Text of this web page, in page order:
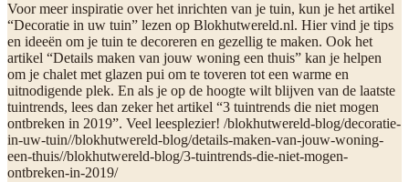
Voor meer inspiratie over het inrichten van je tuin, kun je het artikel
“Decoratie in uw tuin” lezen op Blokhutwereld.nl. Hier vind je tips
en ideeën om je tuin te decoreren en gezellig te maken. Ook het
artikel “Details maken van jouw woning een thuis” kan je helpen
om je chalet met glazen pui om te toveren tot een warme en
uitnodigende plek. En als je op de hoogte wilt blijven van de laatste
tuintrends, lees dan zeker het artikel “3 tuintrends die niet mogen
ontbreken in 2019”. Veel leesplezier! /blokhutwereld-blog/decoratie-
in-uw-tuin//blokhutwereld-blog/details-maken-van-jouw-woning-
een-thuis//blokhutwereld-blog/3-tuintrends-die-niet-mogen-
ontbreken-in-2019/